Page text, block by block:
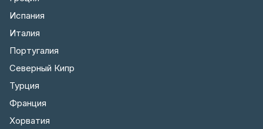
Испания
Италия
Португалия
Северный Кипр
Турция
Франция
Хорватия